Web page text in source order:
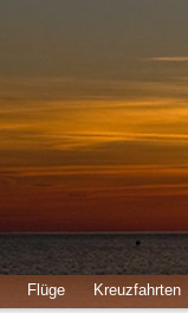
Flüge
Kreuzfahrten